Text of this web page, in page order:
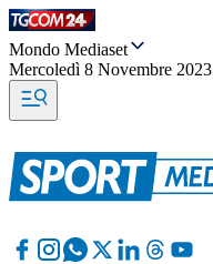
Mondo Mediaset
Mercoledì 8 Novembre 2023